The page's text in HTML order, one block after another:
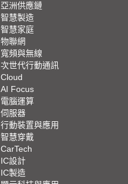
亞洲供應鏈
智慧製造
智慧家庭
物聯網
寬頻與無線
次世代行動通訊
Cloud
AI Focus
電腦運算
伺服器
行動裝置與應用
智慧穿戴
CarTech
IC設計
IC製造